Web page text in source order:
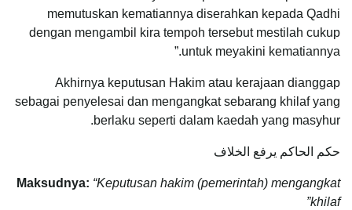
memutuskan kematiannya diserahkan kepada Qadhi
dengan mengambil kira tempoh tersebut mestilah cukup
untuk meyakini kematiannya.”
Akhirnya keputusan Hakim atau kerajaan dianggap
sebagai penyelesai dan mengangkat sebarang khilaf yang
berlaku seperti dalam kaedah yang masyhur.
حكم الحاكم يرفع الخلاف
Maksudnya: “Keputusan hakim (pemerintah) mengangkat
khilaf”